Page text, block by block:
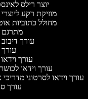
יוצר רילס
מוזיקת רקע
מחולל כתוביות
עורך
עורך
עורך וידאו
עורך וידאו לסרטוני
עורך